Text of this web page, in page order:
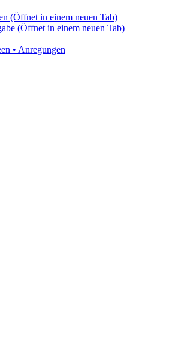
(Öffnet in einem neuen Tab)
(Öffnet in einem neuen Tab)
• Anregungen